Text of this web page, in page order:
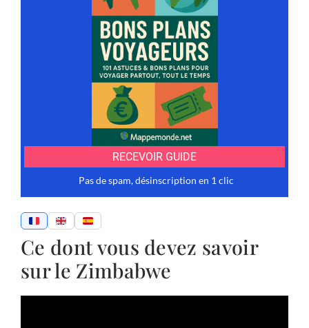
Ce dont vous devez savoir
sur le Zimbabwe